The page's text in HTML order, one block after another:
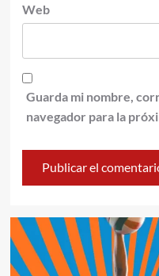
Web
Guarda mi nombre,
navegador para la